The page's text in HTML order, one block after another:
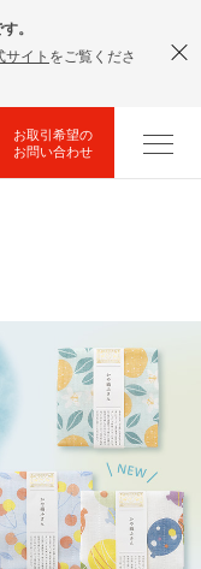
。
サイト をご覧くださ